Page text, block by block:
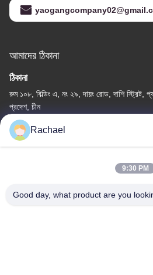
আমাদের ঠিকানা
ঠিকানা
রুম ১০৮, বিল্ডিং এ, নং ২৯, দায়ং রোড, দাশি স্ট্রিট,
প্রদেশ, চীন
টেলি
0086-15112103717
Rachael
9:30 PM
Good day, what product are you